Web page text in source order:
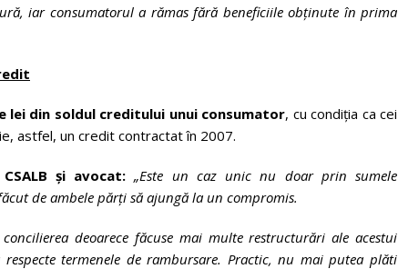
iar consumatorul a rămas fără beneficiile obținute în prima
lei din soldul creditului unui consumator, cu condiția ca cei
astfel, un credit contractat în 2007.
și avocat:„Este un caz unic nu doar prin sumele
de ambele părți să ajungă la un compromis.
deoarece făcuse mai multe restructurări ale acestui
termenele de rambursare. Practic, nu mai putea plăti